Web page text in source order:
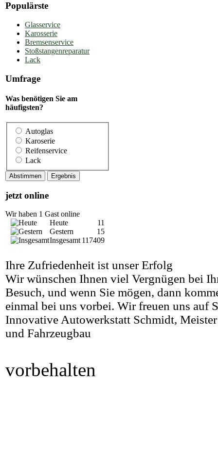
Populärste
Glasservice
Karosserie
Bremsenservice
Stoßstangenreparatur
Lack
Umfrage
Was benötigen Sie am
häufigsten?
Autoglas
Karoserie
Reifenservice
Lack
jetzt online
Wir haben 1 Gast online
Heute
11
Gestern
15
Insgesamt 117409
Ihre Zufriedenheit ist unser Erfolg
Wir wünschen Ihnen viel Vergnügen bei
Besuch, und wenn Sie mögen, dann
einmal bei uns vorbei. Wir freuen uns auf
Innovative Autowerkstatt Schmidt,
und Fahrzeugbau
vorbehalten